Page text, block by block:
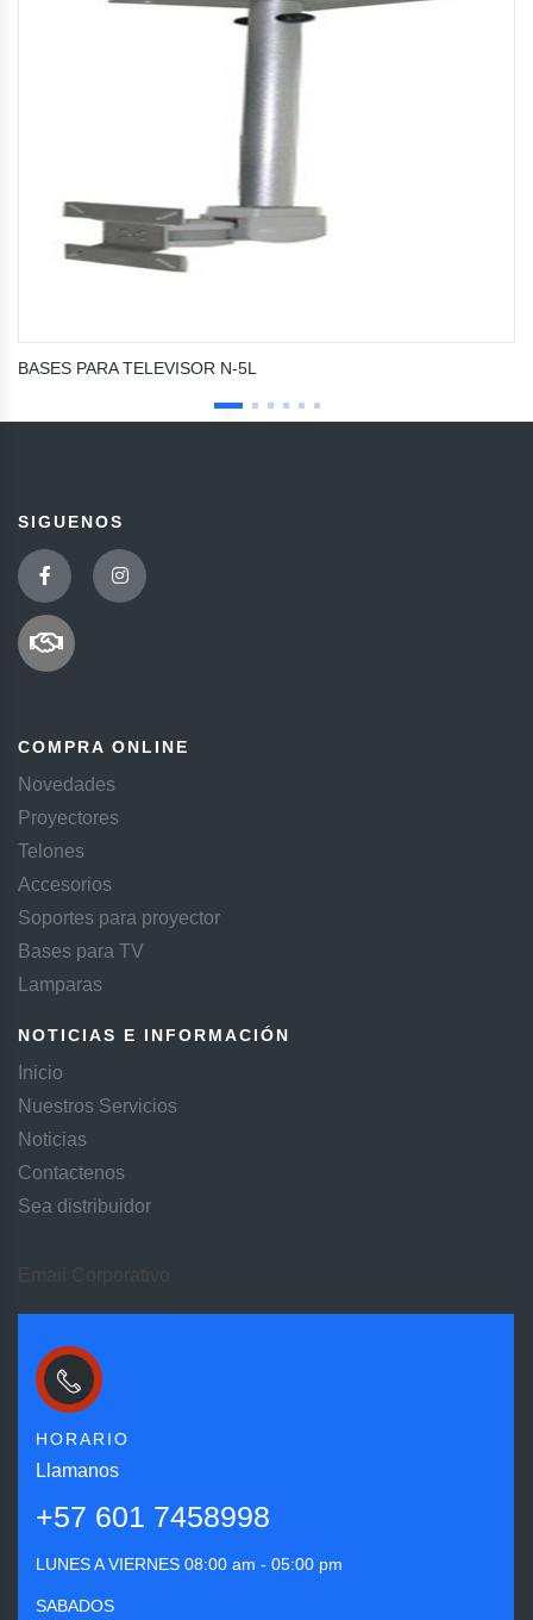
BASES PARA TELEVISOR N-5L
SIGUENOS
COMPRA ONLINE
Novedades
Proyectores
Telones
Accesorios
Soportes para proyector
Bases para TV
Lamparas
NOTICIAS E INFORMACIÓN
Inicio
Nuestros Servicios
Noticias
Contactenos
Sea distribuidor
HORARIO
Llamanos
+57 601 7458998
LUNES A VIERNES 08:00 am - 05:00 pm
SABADOS